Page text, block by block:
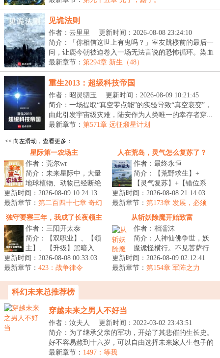
见诡法则
作者：云里里
更新时间：2026-08-08 23:24:10
简介：「你相信这世上有鬼吗？」室友跳楼前的最后一
问，让鹿今朝被迫卷入一场无法言说的恐怖循环。染血
的...
最新章节： 第294章 新生（48）
重生2013：超级科技帝国
作者：昭灵驷玉
更新时间：2026-08-09 10:21:45
简介：一场提取“真空零点能”的实验导致“真空衰变”，
由此引发宇宙级灾难，陆安作为人类唯一的幸存者穿...
最新章节： 第571章 远征煅星计划
<< 向左滑动，查看更多：
星际第一农场主
作者：莞尔wr
简介：未来星际中，大量
地球植物、动物已经断绝
传承。重生后，关遗珠从
继承一颗荒废星球开始，
让断绝的地...
更新时间：2026-08-09 10:24:13
最新章节： 第二百四十七章 奇幻
之旅
人在荒岛，灵气怎么复苏了？
作者：最终永恒
简介：【荒野求生】+
【灵气复苏】+【错位系
统】+【文明建设】一艘
国际邮轮在公海遭遇意
外，船上的六千名...
更新时间：2026-08-08 21:14:03
最新章节： 第173章 发展，必须
要大发展！
独守要塞三年，我成了长夜领主
作者：三阳开太泰
简介：【双职业】、【领
主】、【升级】黑暗入
侵，全球崩溃，暗幕席卷
光明，魔物吞噬人类。林
更新时间：2026-08-08 00:33:03
最新章节： 423：战争律令
从斩妖除魔开始致富
作者：相濡沫
简介：人神仙佛争世，妖
魔诡怪横行。不见菩萨行
善果，唯有恶魔在人间。
斩尽妖魔乾坤净，浮屠九
更新时间：2026-08-09 02:12:41
最新章节： 第154章 军阵之力
科幻未来总推荐榜
穿越未来之男人不好当
作者：汝夫人
更新时间：2022-03-02 23:43:51
简介：为了继承父亲的军功，开始了其悲催的生长史。
好不容易熬到十六岁，可以自由选择未来嫁人生包子的
她...
最新章节： 1497：等我